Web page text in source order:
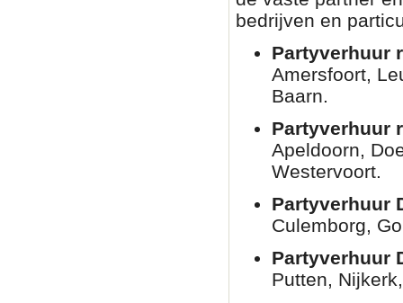
bedrijven en
Partyverhuur
Amersfoort,
Baarn.
Partyverhuur
Apeldoorn,
Westervoort.
Partyverhuur
Culemborg,
Partyverhuur
Putten,